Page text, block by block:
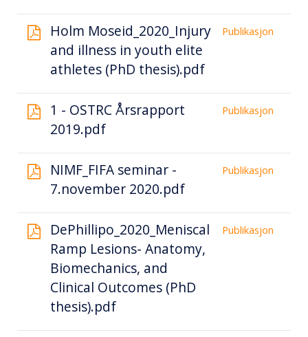
Holm Moseid_2020_Injury
and illness in youth elite
athletes (PhD thesis).pdf
Publikasjon
1 - OSTRC Årsrapport
2019.pdf
Publikasjon
NIMF_FIFA seminar -
7.november 2020.pdf
Publikasjon
DePhillipo_2020_Meniscal
Ramp Lesions- Anatomy,
Biomechanics, and
Clinical Outcomes (PhD
thesis).pdf
Publikasjon